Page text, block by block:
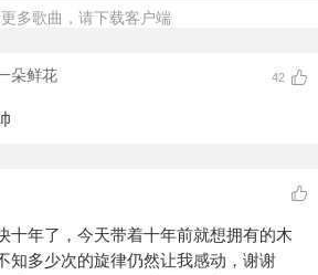
多歌曲，请下载客户端
朵鲜花 42
十年了，今天带着十年前就想拥有的木
知多少次的旋律仍然让我感动，谢谢